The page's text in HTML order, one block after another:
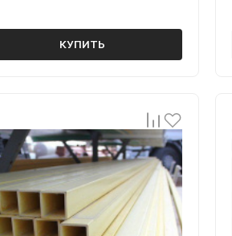
КУПИТЬ